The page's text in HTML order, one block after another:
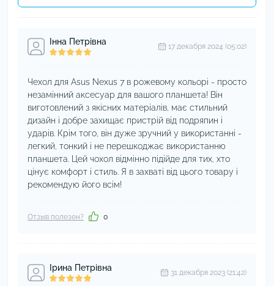
Інна Петрівна 17 декабря 2024 (05:02)
Чехол для Asus Nexus 7 в рожевому кольорі - просто
незамінний аксесуар для вашого планшета! Він
виготовлений з якісних матеріалів, має стильний
дизайн і добре захищає пристрій від подряпин і
ударів. Крім того, він дуже зручний у використанні -
легкий, тонкий і не перешкоджає використанню
планшета. Цей чохол відмінно підійде для тих, хто
цінує комфорт і стиль. Я в захваті від цього товару і
рекомендую його всім!
Отзыв полезен? 0
Ірина Петрівна 31 декабря 2023 (21:42)